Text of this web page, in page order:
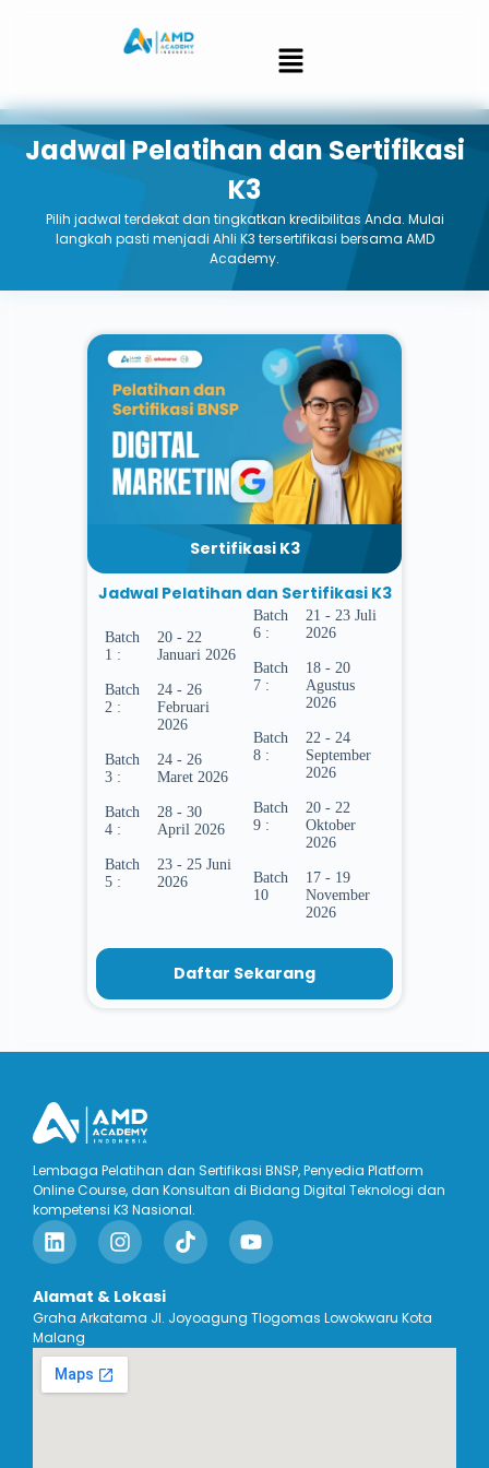
Jadwal Pelatihan dan Sertifikasi
K3
Pilih jadwal terdekat dan tingkatkan kredibilitas Anda. Mulai
langkah pasti menjadi Ahli K3 tersertifikasi bersama AMD
Academy.
Sertifikasi K3
Jadwal Pelatihan dan Sertifikasi K3
Batch
1 :
20 - 22
Januari 2026
Batch
2 :
24 - 26
Februari
2026
Batch
3 :
24 - 26
Maret 2026
Batch
4 :
28 - 30
April 2026
Batch
5 :
23 - 25 Juni
2026
Batch
6 :
21 - 23 Juli
2026
Batch
7 :
18 - 20
Agustus
2026
Batch
8 :
22 - 24
September
2026
Batch
9 :
20 - 22
Oktober
2026
Batch
10
17 - 19
November
2026
Daftar Sekarang
Lembaga Pelatihan dan Sertifikasi BNSP, Penyedia Platform
Online Course, dan Konsultan di Bidang Digital Teknologi dan
kompetensi K3 Nasional.
Alamat & Lokasi
Graha Arkatama Jl. Joyoagung Tlogomas Lowokwaru Kota
Malang